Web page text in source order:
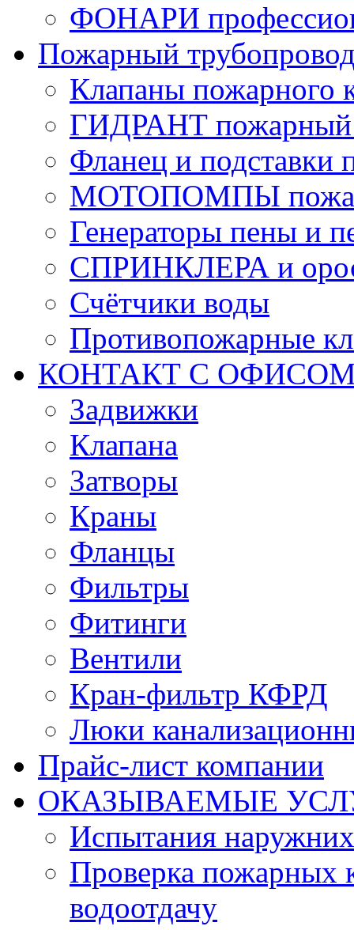
ФОНАРИ
Пожарный
Клапаны пожарного
ГИДРАНТ пожарный
Фланец и подставки
МОТОПОМПЫ
Генераторы пены и
СПРИНКЛЕРА и
Счётчики воды
Противопожарные
КОНТАКТ С ОФИСОМ
Задвижки
Клапана
Затворы
Краны
Фланцы
Фильтры
Фитинги
Вентили
Кран-фильтр КФРД
Люки
Прайс-лист компании
ОКАЗЫВАЕМЫЕ
Испытания
Проверка пожарных
водоотдачу